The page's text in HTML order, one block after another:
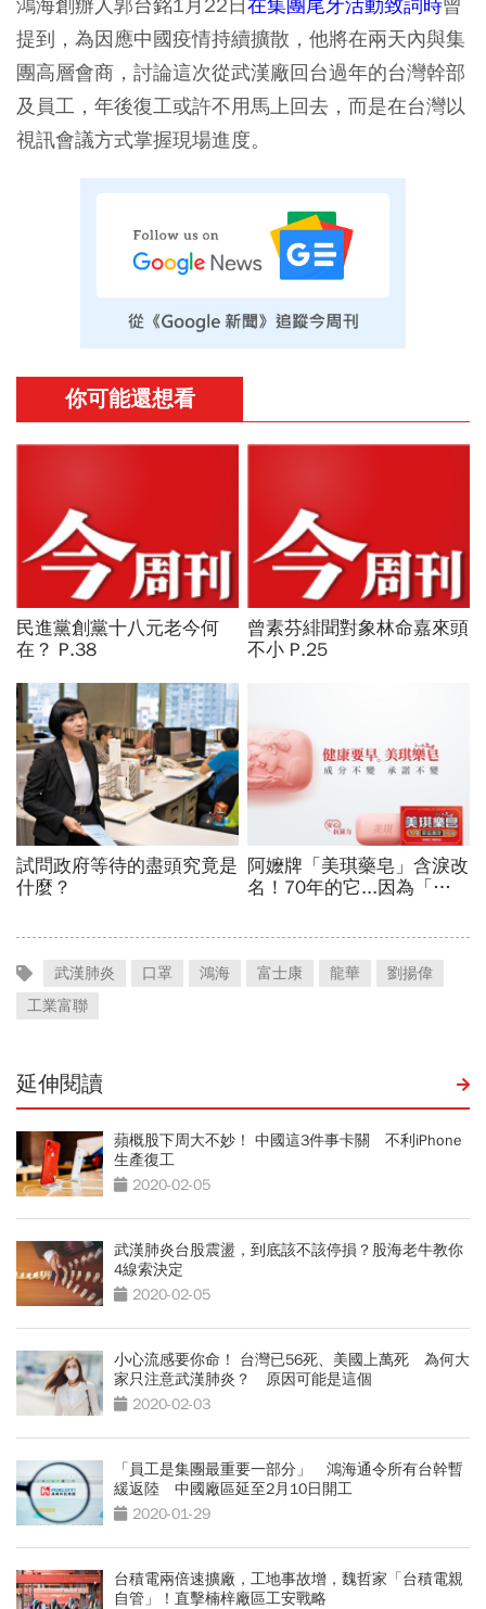
鴻海創辦人郭台銘1月22日在集團尾牙活動致詞時曾
提到，為因應中國疫情持續擴散，他將在兩天內與集
團高層會商，討論這次從武漢廠回台過年的台灣幹部
及員工，年後復工或許不用馬上回去，而是在台灣以
視訊會議方式掌握現場進度。
武漢肺炎 口罩 鴻海 富士康 龍華
劉揚偉
工業富聯
延伸閱讀
蘋概股下周大不妙！ 中國這3件事卡關 不利iPhone
生產復工
2020-02-05
武漢肺炎台股震盪，到底該不該停損？股海老牛教你
4線索決定
2020-02-05
小心流感要你命！ 台灣已56死、美國上萬死 為何大
家只注意武漢肺炎？ 原因可能是這個
2020-02-03
「員工是集團最重要一部分」 鴻海通令所有台幹暫
緩返陸 中國廠區延至2月10日開工
2020-01-29
台積電兩倍速擴廠，工地事故增，魏哲家「台積電親
自管」！直擊楠梓廠區工安戰略